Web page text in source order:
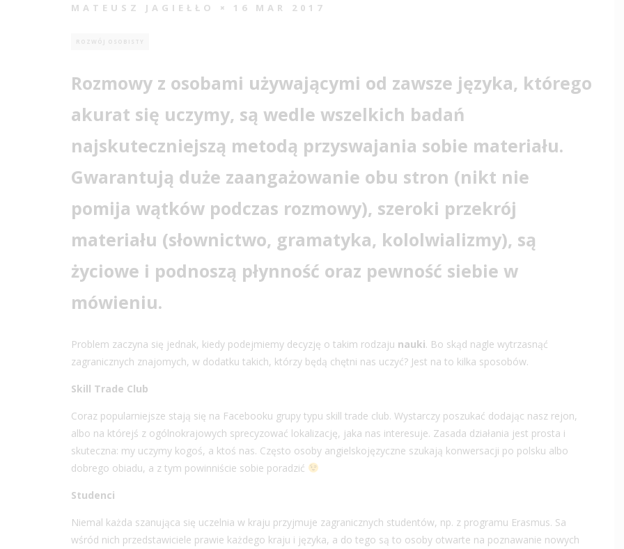
MATEUSZ JAGIEŁŁO 16 MAR 2017
ROZWÓJ OSOBISTY
Rozmowy z osobami używającymi od zawsze języka, którego
akurat się uczymy, są wedle wszelkich badań
najskuteczniejszą metodą przyswajania sobie materiału.
Gwarantują duże zaangażowanie obu stron (nikt nie
pomija wątków podczas rozmowy), szeroki przekrój
materiału (słownictwo, gramatyka, kololwializmy), są
życiowe i podnoszą płynność oraz pewność siebie w
mówieniu.
Problem zaczyna się jednak, kiedy podejmiemy decyzję o takim rodzaju nauki. Bo skąd nagle wytrzasnąć
zagranicznych znajomych, w dodatku takich, którzy będą chętni nas uczyć? Jest na to kilka sposobów.
Skill Trade Club
Coraz popularniejsze stają się na Facebooku grupy typu skill trade club. Wystarczy poszukać dodając nasz rejon,
albo na którejś z ogólnokrajowych sprecyzować lokalizację, jaka nas interesuje. Zasada działania jest prosta i
skuteczna: my uczymy kogoś, a ktoś nas. Często osoby angielskojęzyczne szukają konwersacji po polsku albo
dobrego obiadu, a z tym powinniście sobie poradzić
Studenci
Niemal każda szanująca się uczelnia w kraju przyjmuje zagranicznych studentów, np. z programu Erasmus. Sa
wśród nich przedstawiciele prawie każdego kraju i języka, a do tego są to osoby otwarte na poznawanie nowych